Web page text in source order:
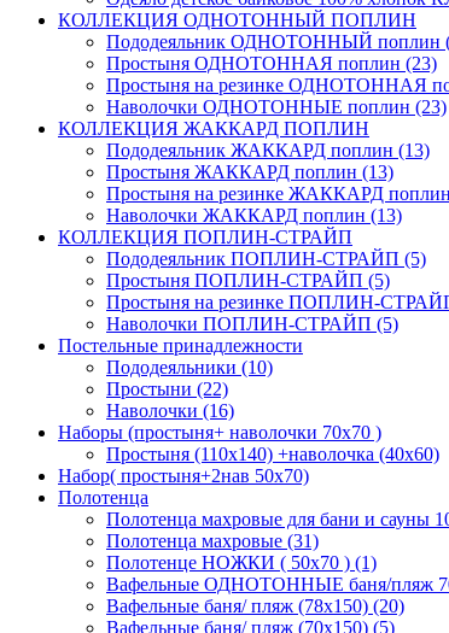
КОЛЛЕКЦИЯ ОДНОТОННЫЙ ПОПЛИН
Пододеяльник ОДНОТОННЫЙ поплин
Простыня ОДНОТОННАЯ поплин (23)
Простыня на резинке ОДНОТОННАЯ
Наволочки ОДНОТОННЫЕ поплин (23)
КОЛЛЕКЦИЯ ЖАККАРД ПОПЛИН
Пододеяльник ЖАККАРД поплин (13)
Простыня ЖАККАРД поплин (13)
Простыня на резинке ЖАККАРД
Наволочки ЖАККАРД поплин (13)
КОЛЛЕКЦИЯ ПОПЛИН-СТРАЙП
Пододеяльник ПОПЛИН-СТРАЙП (5)
Простыня ПОПЛИН-СТРАЙП (5)
Простыня на резинке ПОПЛИН-
Наволочки ПОПЛИН-СТРАЙП (5)
Постельные принадлежности
Пододеяльники (10)
Простыни (22)
Наволочки (16)
Наборы (простыня+ наволочки 70х70 )
Простыня (110х140) +наволочка (40х60)
Набор( простыня+2нав 50х70)
Полотенца
Полотенца махровые для бани и сауны
Полотенца махровые (31)
Полотенце НОЖКИ ( 50х70 ) (1)
Вафельные ОДНОТОННЫЕ баня/пляж
Вафельные баня/ пляж (78х150) (20)
Вафельные баня/ пляж (70х150) (5)